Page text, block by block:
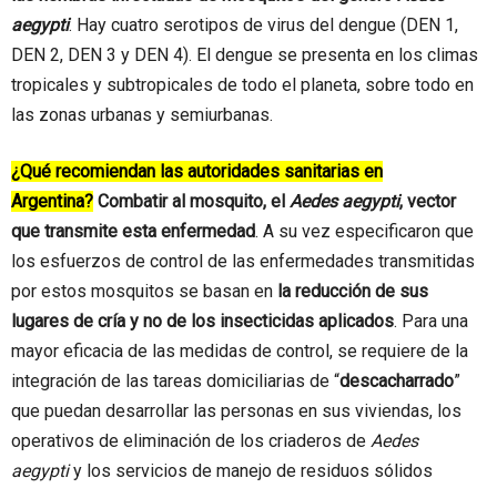
aegypti. Hay cuatro serotipos de virus del dengue (DEN 1,
DEN 2, DEN 3 y DEN 4). El dengue se presenta en los climas
tropicales y subtropicales de todo el planeta, sobre todo en
las zonas urbanas y semiurbanas.
¿Qué recomiendan las autoridades sanitarias en
Argentina? Combatir al mosquito, el Aedes aegypti, vector
que transmite esta enfermedad. A su vez especificaron que
los esfuerzos de control de las enfermedades transmitidas
por estos mosquitos se basan en la reducción de sus
lugares de cría y no de los insecticidas aplicados. Para una
mayor eficacia de las medidas de control, se requiere de la
integración de las tareas domiciliarias de “descacharrado”
que puedan desarrollar las personas en sus viviendas, los
operativos de eliminación de los criaderos de Aedes
aegyptiy los servicios de manejo de residuos sólidos